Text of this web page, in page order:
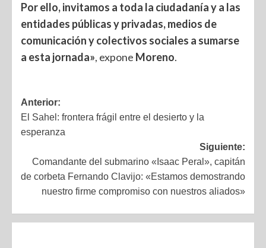
Por ello, invitamos a toda la ciudadanía y a las
entidades públicas y privadas, medios de
comunicación y colectivos sociales a sumarse
a esta jornada», expone Moreno.
Anterior:
El Sahel: frontera frágil entre el desierto y la
esperanza
Siguiente:
Comandante del submarino «Isaac Peral», capitán
de corbeta Fernando Clavijo: «Estamos demostrando
nuestro firme compromiso con nuestros aliados»